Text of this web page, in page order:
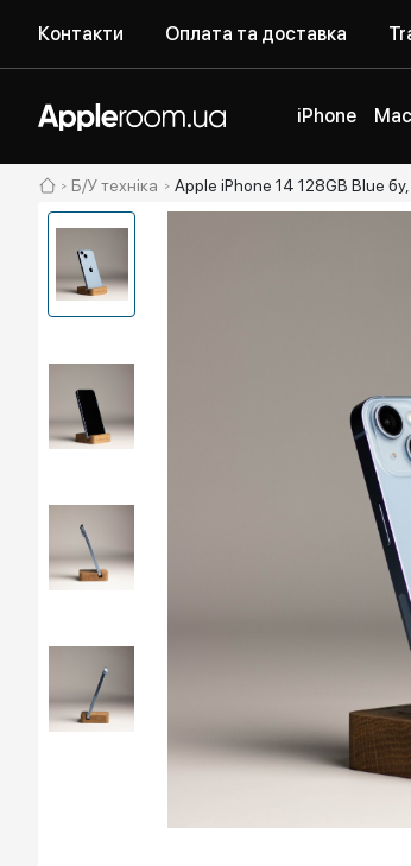
Контакти Оплата та доставка
iPhone Mac
Б/У техніка Apple iPhone 14 128GB Blue